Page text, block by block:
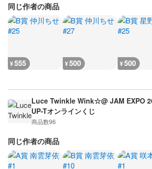
同じ作者の商品
¥555 ¥500 ¥500
Luce Twinkle Wink☆@ JAM EXPO
UP-Tオンラインくじ
商品数96
同じ作者の商品